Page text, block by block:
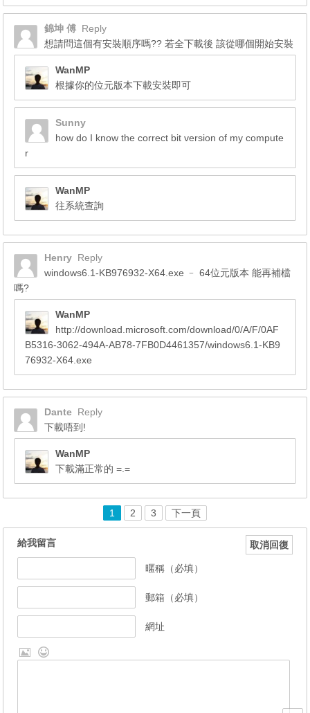
錦坤 傅 Reply
想請問這個有安裝順序嗎?? 若全下載後 該從哪個開始安裝
WanMP
根據你的位元版本下載安裝即可
Sunny
how do I know the correct bit version of my compute
r
WanMP
往系統查詢
Henry Reply
windows6.1-KB976932-X64.exe ﹣ 64位元版本 能再補檔
嗎?
WanMP
http://download.microsoft.com/download/0/A/F/0AF
B5316-3062-494A-AB78-7FB0D4461357/windows6.1-KB9
76932-X64.exe
Dante Reply
下載唔到!
WanMP
下載滿正常的 =.=
1 2 3 下一頁
給我留言 取消回復
暱稱（必填）
郵箱（必填）
網址